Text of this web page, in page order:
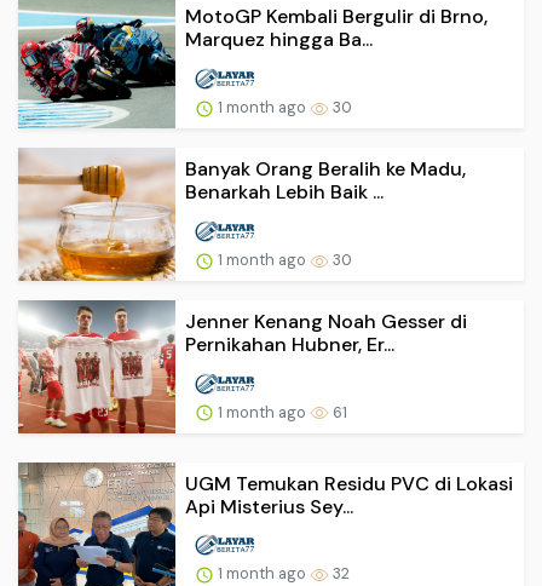
MotoGP Kembali Bergulir di Brno,
Marquez hingga Ba...
1 month ago 30
Banyak Orang Beralih ke Madu,
Benarkah Lebih Baik ...
1 month ago 30
Jenner Kenang Noah Gesser di
Pernikahan Hubner, Er...
1 month ago 61
UGM Temukan Residu PVC di Lokasi
Api Misterius Sey...
1 month ago 32